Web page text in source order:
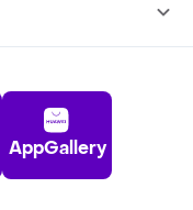
AppGallery